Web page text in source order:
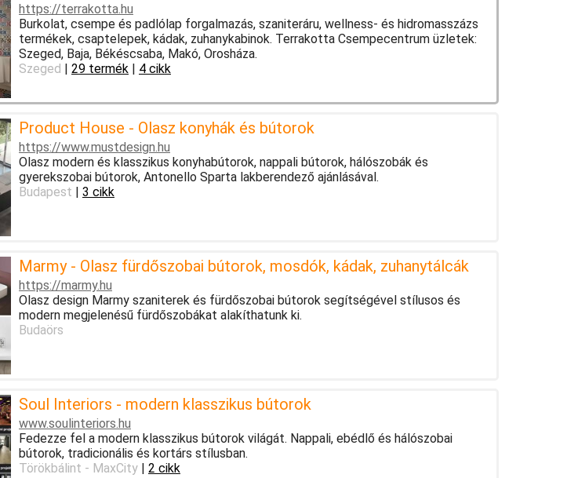
https://terrakotta.hu
Burkolat, csempe és padlólap forgalmazás, szaniteráru, wellness- és hidromasszázs
termékek, csaptelepek, kádak, zuhanykabinok. Terrakotta Csempecentrum üzletek:
Szeged, Baja, Békéscsaba, Makó, Orosháza.
Szeged | 29 termék | 4 cikk
Product House - Olasz konyhák és bútorok
https://www.mustdesign.hu
Olasz modern és klasszikus konyhabútorok, nappali bútorok, hálószobák és
gyerekszobai bútorok, Antonello Sparta lakberendező ajánlásával.
Budapest | 3 cikk
Marmy - Olasz fürdőszobai bútorok, mosdók, kádak, zuhanytálcák
https://marmy.hu
Olasz design Marmy szaniterek és fürdőszobai bútorok segítségével stílusos és
modern megjelenésű fürdőszobákat alakíthatunk ki.
Budaörs
Soul Interiors - modern klasszikus bútorok
www.soulinteriors.hu
Fedezze fel a modern klasszikus bútorok világát. Nappali, ebédlő és hálószobai
bútorok, tradicionális és kortárs stílusban.
Törökbálint - MaxCity| 2 cikk